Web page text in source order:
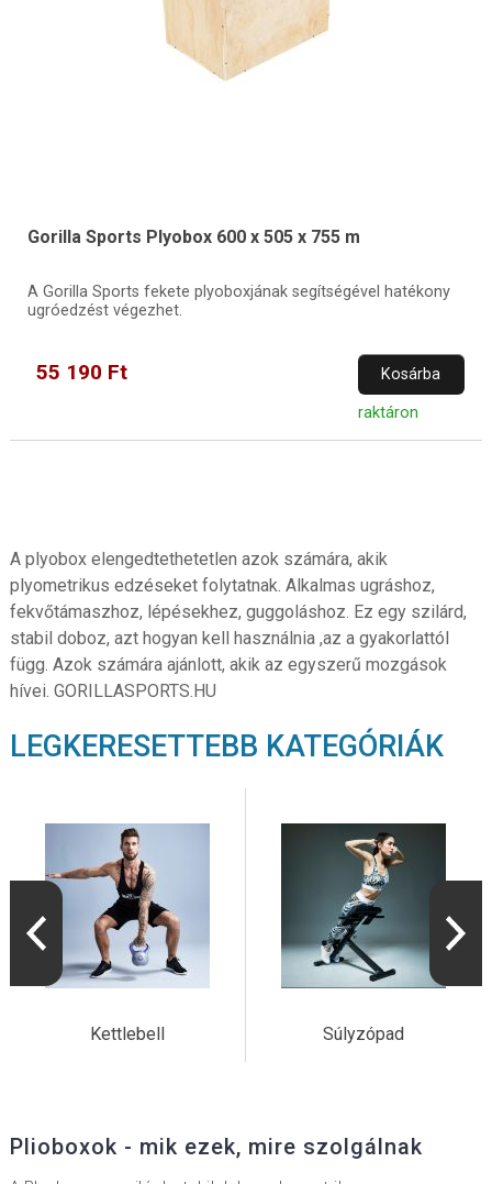
Gorilla Sports Plyobox 600 x 505 x 755 m
A Gorilla Sports fekete plyoboxjának segítségével hatékony
ugróedzést végezhet.
55 190 Ft Kosárba
raktáron
A plyobox elengedtethetetlen azok számára, akik
plyometrikus edzéseket folytatnak. Alkalmas ugráshoz,
fekvőtámaszhoz, lépésekhez, guggoláshoz. Ez egy szilárd,
stabil doboz, azt hogyan kell használnia ,az a gyakorlattól
függ. Azok számára ajánlott, akik az egyszerű mozgások
hívei. GORILLASPORTS.HU
LEGKERESETTEBB KATEGÓRIÁK
Kettlebell Súlyzópad
Plioboxok - mik ezek, mire szolgálnak